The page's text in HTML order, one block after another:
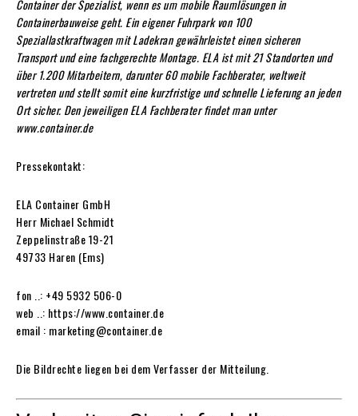
Container der Spezialist, wenn es um mobile Raumlösungen in
Containerbauweise geht. Ein eigener Fuhrpark von 100
Speziallastkraftwagen mit Ladekran gewährleistet einen sicheren
Transport und eine fachgerechte Montage. ELA ist mit 21 Standorten und
über 1.200 Mitarbeitern, darunter 60 mobile Fachberater, weltweit
vertreten und stellt somit eine kurzfristige und schnelle Lieferung an jeden
Ort sicher. Den jeweiligen ELA Fachberater findet man unter
www.container.de
Pressekontakt:
ELA Container GmbH
Herr Michael Schmidt
Zeppelinstraße 19-21
49733 Haren (Ems)
fon ..: +49 5932 506-0
web ..: https://www.container.de
email : marketing@container.de
Die Bildrechte liegen bei dem Verfasser der Mitteilung.